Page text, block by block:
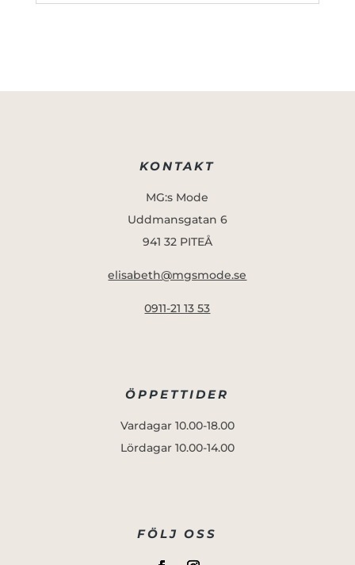
KONTAKT
MG:s Mode
Uddmansgatan 6
941 32 PITEÅ
elisabeth@mgsmode.se
0911-21 13 53
ÖPPETTIDER
Vardagar 10.00-18.00
Lördagar 10.00-14.00
FÖLJ OSS